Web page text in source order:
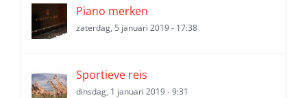
Piano merken
zaterdag, 5 januari 2019 - 17:38
Sportieve reis
dinsdag, 1 januari 2019 - 9:31